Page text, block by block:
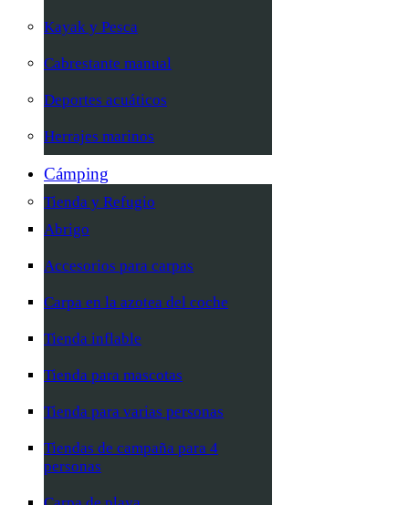
Kayak y Pesca
Cabrestante manual
Deportes acuáticos
Herrajes marinos
Cámping
Tienda y Refugio
Abrigo
Accesorios para carpas
Carpa en la azotea del coche
Tienda inflable
Tienda para mascotas
Tienda para varias personas
Tiendas de campaña para 4
personas